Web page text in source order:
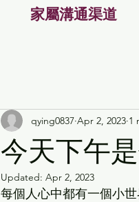
家屬溝通渠道
今天下午
qying0837 Apr 2, 2023 1
Updated: Apr 2, 2023
每個人心中都有一個小